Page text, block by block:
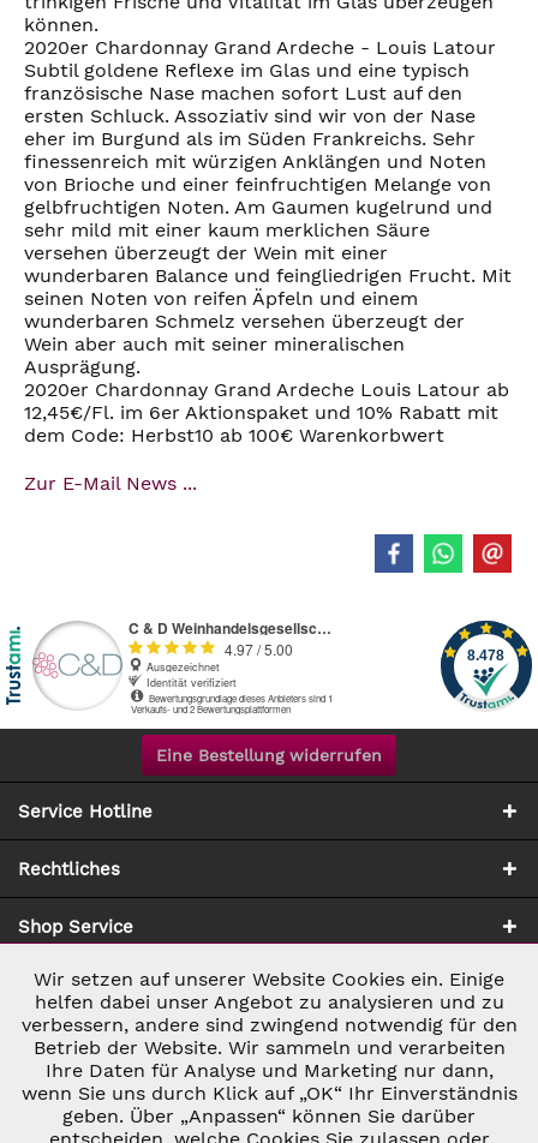
können.
2020er Chardonnay Grand Ardeche - Louis Latour
Subtil goldene Reflexe im Glas und eine typisch
französische Nase machen sofort Lust auf den
ersten Schluck. Assoziativ sind wir von der Nase
eher im Burgund als im Süden Frankreichs. Sehr
finessenreich mit würzigen Anklängen und Noten
von Brioche und einer feinfruchtigen Melange von
gelbfruchtigen Noten. Am Gaumen kugelrund und
sehr mild mit einer kaum merklichen Säure
versehen überzeugt der Wein mit einer
wunderbaren Balance und feingliedrigen Frucht. Mit
seinen Noten von reifen Äpfeln und einem
wunderbaren Schmelz versehen überzeugt der
Wein aber auch mit seiner mineralischen
Ausprägung.
2020er Chardonnay Grand Ardeche Louis Latour ab
12,45€/Fl. im 6er Aktionspaket und 10% Rabatt mit
dem Code: Herbst10 ab 100€ Warenkorbwert
Zur E-Mail News ...
Eine Bestellung widerrufen
Service Hotline
Rechtliches
Shop Service
Zahlung & Versand
Notwendig Aktiv
Marketing Inaktiv
Tracking Inaktiv
Wir setzen auf unserer Website Cookies ein. Einige
helfen dabei unser Angebot zu analysieren und zu
verbessern, andere sind zwingend notwendig für den
Betrieb der Website. Wir sammeln und verarbeiten
Ihre Daten für Analyse und Marketing nur dann,
wenn Sie uns durch Klick auf „OK“ Ihr Einverständnis
geben. Über „Anpassen“ können Sie darüber